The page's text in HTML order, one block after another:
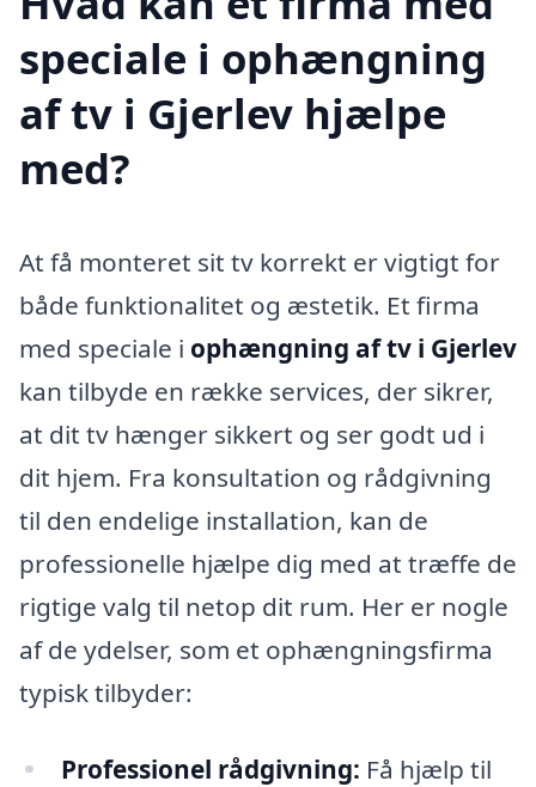
speciale i ophængning
af tv i Gjerlev hjælpe
med?
At få monteret sit tv korrekt er vigtigt for
både funktionalitet og æstetik. Et firma
med speciale i ophængning af tv i Gjerlev
kan tilbyde en række services, der sikrer,
at dit tv hænger sikkert og ser godt ud i
dit hjem. Fra konsultation og rådgivning
til den endelige installation, kan de
professionelle hjælpe dig med at træffe de
rigtige valg til netop dit rum. Her er nogle
af de ydelser, som et ophængningsfirma
typisk tilbyder:
Professionel rådgivning: Få hjælp til